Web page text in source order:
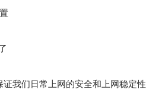
我们日常上网的安全和上网稳定性